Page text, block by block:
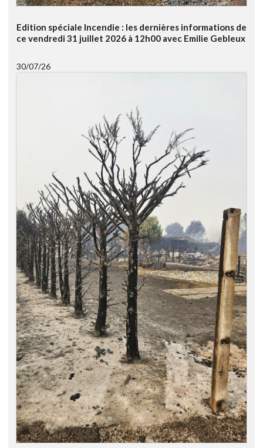
Edition spéciale Incendie : les dernières informations de
ce vendredi 31 juillet 2026 à 12h00 avec Emilie Gebleux
30/07/26